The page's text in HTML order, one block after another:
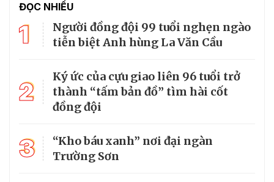
ĐỌC NHIỀU
1
Người đồng đội 99 tuổi nghẹn ngào
tiễn biệt Anh hùng La Văn Cầu
2
Ký ức của cựu giao liên 96 tuổi trở
thành “tấm bản đồ” tìm hài cốt
đồng đội
3
“Kho báu xanh” nơi đại ngàn
Trường Sơn